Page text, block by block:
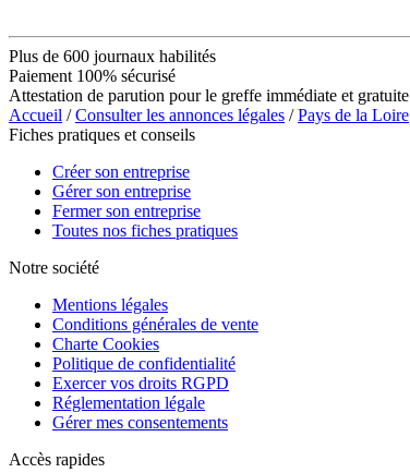
Plus de 600 journaux habilités
Paiement 100% sécurisé
Attestation de parution pour le greffe immédiate et gratuite
Accueil /Consulter les annonces légales /Pays de la Loire
Fiches pratiques et conseils
Créer son entreprise
Gérer son entreprise
Fermer son entreprise
Toutes nos fiches pratiques
Notre société
Mentions légales
Conditions générales de vente
Charte Cookies
Politique de confidentialité
Exercer vos droits RGPD
Réglementation légale
Gérer mes consentements
Accès rapides